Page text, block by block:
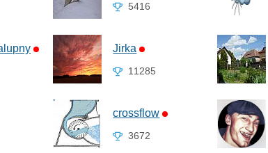
5416
Jirka
11285
crossflow
3672